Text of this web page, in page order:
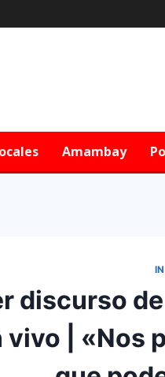
Amambay
discurso
vivo | «Nos